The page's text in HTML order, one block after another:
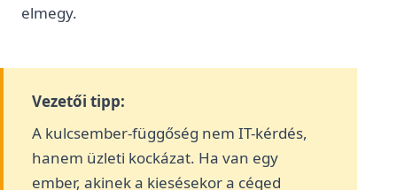
elmegy.
Vezetői tipp:
A kulcsember-függőség nem IT-kérdés,
hanem üzleti kockázat. Ha van egy
ember, akinek a kiesésekor a céged